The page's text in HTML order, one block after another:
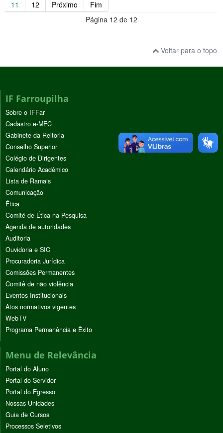
11 12 Próximo
Fim
Página 12 de 12
Voltar para o topo
IF Farroupilha
Sobre o IFFar
Cadastro e-MEC
Gabinete da Reitoria
Conselho Superior
Colégio de Dirigentes
Calendário Acadêmico
Lista de Ramais
Comunicação
Ética
Comitê de Ética na Pesquisa
Agenda de autoridades
Auditoria
Ouvidoria e SIC
Procuradoria Jurídica
Comissões Permanentes
Comitê de não violência
Eventos Institucionais
Atos normativos vigentes
WebTV
Programa Permanência e Êxito
Menu de Relevância
Portal do Aluno
Portal do Servidor
Portal do Egresso
Nossas Unidades
Guia de Cursos
Processos Seletivos